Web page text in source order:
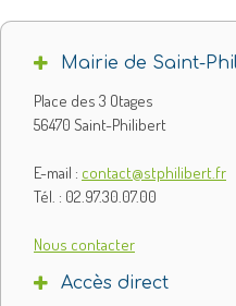
Mairie de Saint-
Place des 3 Otages
56470 Saint-Philibert
E-mail : contact@stphilibert.fr
Tél. : 02.97.30.07.00
Nous contacter
Accès direct